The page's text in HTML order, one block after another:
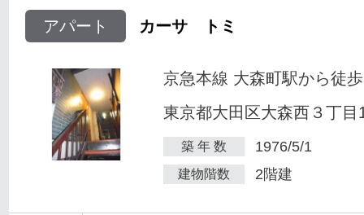
アパート カーサ トミ
京急本線 大森町駅から徒
東京都大田区大森西３丁目
築 年 数 1976/5/1
建物階数 2階建